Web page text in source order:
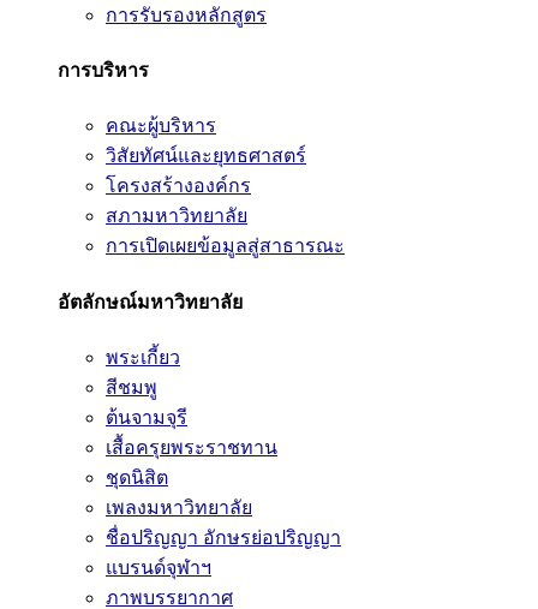
การรับรองหลักสูตร
การบริหาร
คณะผู้บริหาร
วิสัยทัศน์และยุทธศาสตร์
โครงสร้างองค์กร
สภามหาวิทยาลัย
การเปิดเผยข้อมูลสู่สาธารณะ
อัตลักษณ์มหาวิทยาลัย
พระเกี้ยว
สีชมพู
ต้นจามจุรี
เสื้อครุยพระราชทาน
ชุดนิสิต
เพลงมหาวิทยาลัย
ชื่อปริญญา อักษรย่อปริญญา
แบรนด์จุฬาฯ
ภาพบรรยากาศ